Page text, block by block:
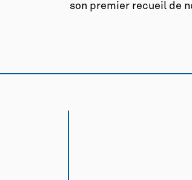
son premier recueil de